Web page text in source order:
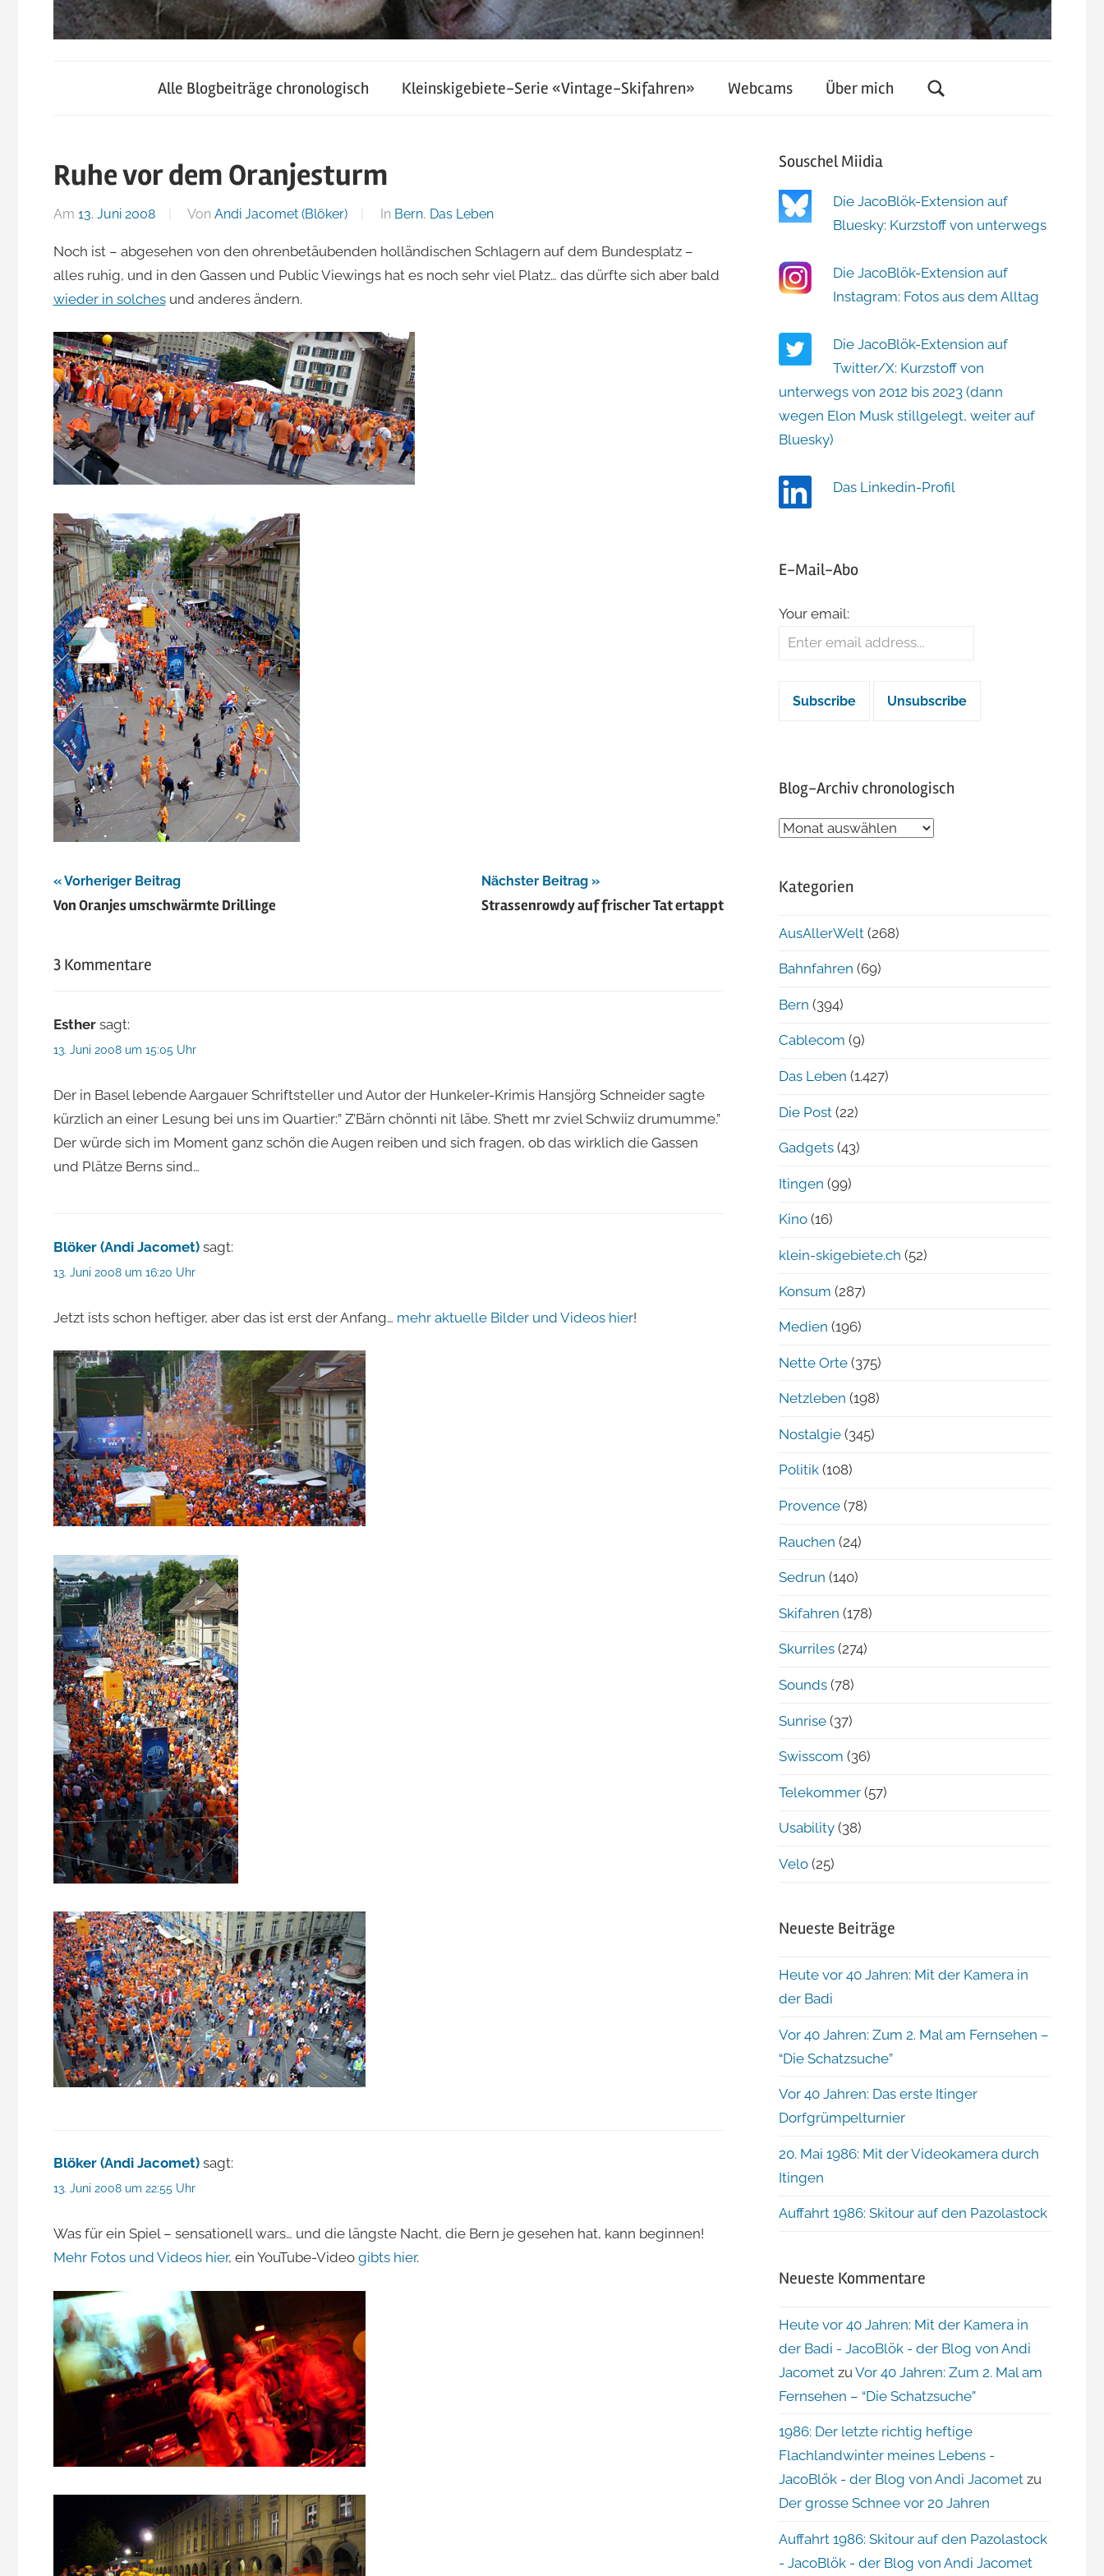
JacoBlök
der
Blog
von
Andi
Jacomet
skigebiete.ch
Alle Blogbeiträge chronologisch Kleinskigebiete-Serie «Vintage-Skifahren» Webcams Über mich
Ruhe vor dem Oranjesturm
Am 13. Juni 2008 Von Andi Jacomet (Blöker) In Bern, Das Leben
Noch ist – abgesehen von den ohrenbetäubenden holländischen Schlagern auf dem Bundesplatz –
alles ruhig, und in den Gassen und Public Viewings hat es noch sehr viel Platz… das dürfte sich aber bald
wieder in solchesund anderes ändern.
Beitragsnavigation
Vorheriger Beitrag
Von Oranjes umschwärmte Drillinge
Nächster Beitrag
Strassenrowdy auf frischer Tat ertappt
3 Kommentare
Esther sagt:
13. Juni 2008 um 15:05 Uhr
Der in Basel lebende Aargauer Schriftsteller und Autor der Hunkeler-Krimis Hansjörg Schneider sagte
kürzlich an einer Lesung bei uns im Quartier:” Z’Bärn chönnti nit läbe. S’hett mr zviel Schwiiz drumumme.”
Der würde sich im Moment ganz schön die Augen reiben und sich fragen, ob das wirklich die Gassen
und Plätze Berns sind…
Blöker (Andi Jacomet) sagt:
13. Juni 2008 um 16:20 Uhr
Jetzt ists schon heftiger, aber das ist erst der Anfang… mehr aktuelle Bilder und Videos hier!
Blöker (Andi Jacomet) sagt:
13. Juni 2008 um 22:55 Uhr
Was für ein Spiel – sensationell wars… und die längste Nacht, die Bern je gesehen hat, kann beginnen!
Mehr Fotos und Videos hier, ein YouTube-Video gibts hier.
Souschel Miidia
Die JacoBlök-Extension auf
Bluesky: Kurzstoff von unterwegs
Die JacoBlök-Extension auf
Instagram: Fotos aus dem Alltag
Die JacoBlök-Extension auf
Twitter/X: Kurzstoff von
unterwegs von 2012 bis 2023 (dann
wegen Elon Musk stillgelegt, weiter auf
Bluesky)
Das Linkedin-Profil
E-Mail-Abo
Your email:
Blog-Archiv chronologisch
Blog-
Kategorien
AusAllerWelt (268)
Bahnfahren (69)
Bern (394)
Cablecom (9)
Das Leben (1.427)
Die Post (22)
Gadgets (43)
Itingen (99)
Kino (16)
klein-skigebiete.ch (52)
Konsum (287)
Medien (196)
Nette Orte (375)
Netzleben (198)
Nostalgie (345)
Politik (108)
Provence (78)
Rauchen (24)
Sedrun (140)
Skifahren (178)
Skurriles (274)
Sounds (78)
Sunrise (37)
Swisscom (36)
Telekommer (57)
Usability (38)
Velo (25)
Neueste Beiträge
Heute vor 40 Jahren: Mit der Kamera in
der Badi
Vor 40 Jahren: Zum 2. Mal am Fernsehen –
“Die Schatzsuche”
Vor 40 Jahren: Das erste Itinger
Dorfgrümpelturnier
20. Mai 1986: Mit der Videokamera durch
Itingen
Auffahrt 1986: Skitour auf den Pazolastock
Neueste Kommentare
Heute vor 40 Jahren: Mit der Kamera in
der Badi - JacoBlök - der Blog von Andi
Jacomet zu Vor 40 Jahren: Zum 2. Mal am
Fernsehen – “Die Schatzsuche”
1986: Der letzte richtig heftige
Flachlandwinter meines Lebens -
JacoBlök - der Blog von Andi Jacomet zu
Der grosse Schnee vor 20 Jahren
Auffahrt 1986: Skitour auf den Pazolastock
- JacoBlök - der Blog von Andi Jacomet